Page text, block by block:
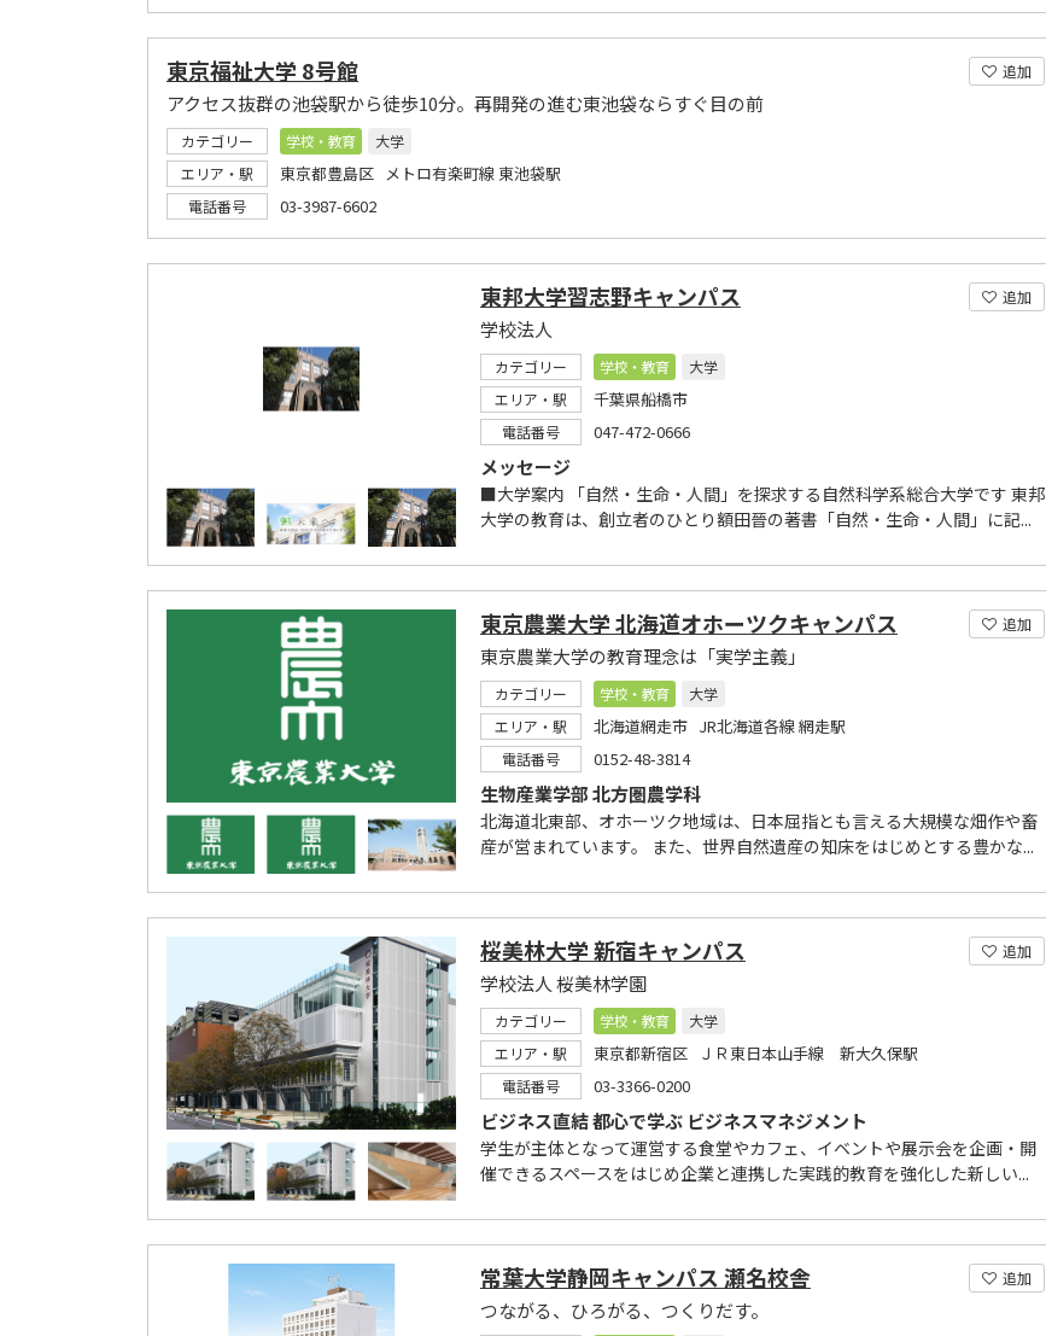
追加
東京福祉大学 8号館
アクセス抜群の池袋駅から徒歩10分。再開発の進む東池袋ならすぐ目の前
カテゴリー 学校・教育
大学
エリア・駅
東京都豊島区 メトロ有楽町線 東池袋駅
電話番号 03-3987-6602
追加
東邦大学習志野キャンパス
学校法人
カテゴリー 学校・教育
大学
エリア・駅
千葉県船橋市
電話番号 047-472-0666
メッセージ
■大学案内 「自然・生命・人間」を探求する自然科学系総合大学です 東邦
大学の教育は、創立者のひとり額田晉の著書「自然・生命・人間」に記...
追加
東京農業大学 北海道オホーツクキャンパス
東京農業大学の教育理念は「実学主義」
カテゴリー 学校・教育
大学
エリア・駅
北海道網走市 JR北海道各線 網走駅
電話番号 0152-48-3814
生物産業学部 北方圏農学科
北海道北東部、オホーツク地域は、日本屈指とも言える大規模な畑作や畜
産が営まれています。 また、世界自然遺産の知床をはじめとする豊かな...
追加
桜美林大学 新宿キャンパス
学校法人 桜美林学園
カテゴリー 学校・教育
大学
エリア・駅
東京都新宿区 ＪＲ東日本山手線 新大久保駅
電話番号 03-3366-0200
ビジネス直結 都心で学ぶ ビジネスマネジメント
学生が主体となって運営する食堂やカフェ、イベントや展示会を企画・開
催できるスペースをはじめ企業と連携した実践的教育を強化した新しい...
追加
常葉大学静岡キャンパス 瀬名校舎
つながる、ひろがる、つくりだす。